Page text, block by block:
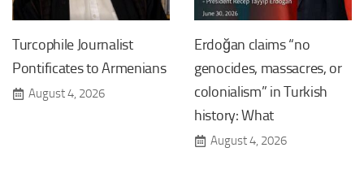
Turcophile Journalist
Pontificates to Armenians
August 4, 2026
Erdoğan claims “no
genocides, massacres, or
colonialism” in Turkish
history: What
August 4, 2026